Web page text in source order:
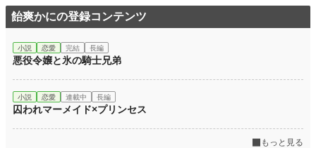
飴爽かにの登録コンテンツ
小説 恋愛 完結 長編
悪役令嬢と氷の騎士兄弟
小説 恋愛 連載中 長編
囚われマーメイド×プリンセス
もっと見る